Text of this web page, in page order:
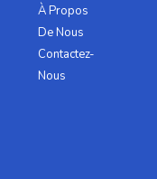
À Propos
De Nous
Contactez-
Nous